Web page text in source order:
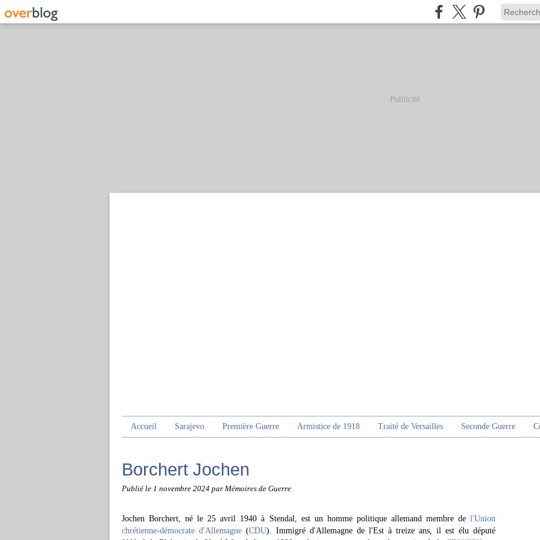
Publicité
Accueil Sarajevo Première Guerre Armistice de 1918 Traité de Versailles Seconde Guerre
Borchert Jochen
Publié le 1 novembre 2024 par Mémoires de Guerre
Jochen Borchert, né le 25 avril 1940 à Stendal, est un homme politique allemand membre de l'Union
chrétienne-démocrate d'Allemagne (CDU). Immigré d'Allemagne de l'Est à treize ans, il est élu député